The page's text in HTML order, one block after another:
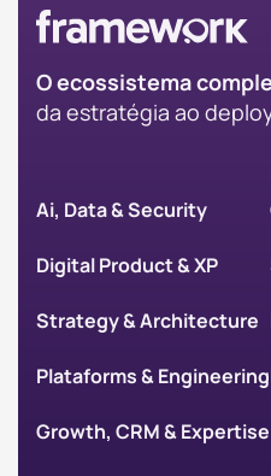
O ecossistema
da estratégia ao
Ai, Data & Security
Digital Product & XP
Strategy & Architecture
Plataforms & Engineering
Growth, CRM & Expertise